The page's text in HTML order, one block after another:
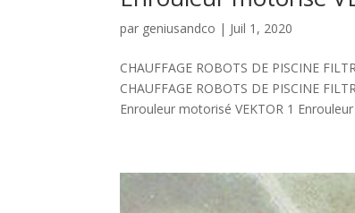
par geniusandco | Juil 1, 2020
CHAUFFAGE ROBOTS DE PISCINE
CHAUFFAGE ROBOTS DE PISCINE
Enrouleur motorisé VEKTOR 1